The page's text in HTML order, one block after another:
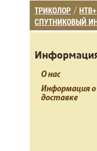
ТРИКОЛОР / НТВ+
СПУТНИКОВЫЙ
О нас
Информация о
доставке